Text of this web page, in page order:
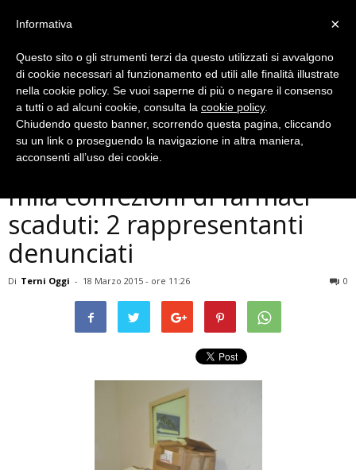
Cronaca
Terni, pronti a rivendere 3
mila confezioni di farmaci
scaduti: 2 rappresentanti
denunciati
Di Terni Oggi - 18 Marzo 2015 - ore 11:26 0
×
Informativa
Questo sito o gli strumenti terzi da questo utilizzati si avvalgono
di cookie necessari al funzionamento ed utili alle finalità illustrate
nella cookie policy. Se vuoi saperne di più o negare il consenso
a tutti o ad alcuni cookie, consulta la cookie policy.
Chiudendo questo banner, scorrendo questa pagina, cliccando
su un link o proseguendo la navigazione in altra maniera,
acconsenti all’uso dei cookie.